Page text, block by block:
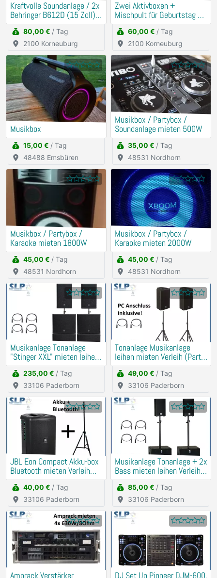
Kraftvolle Soundanlage / 2x
Behringer B612D (15 Zoll) +
Mischpult
80,00 € / Tag
2100 Korneuburg
​Zwei Aktivboxen +
Mischpult für Geburtstag &
Hochzeit
60,00 € / Tag
2100 Korneuburg
Musikbox
15,00 € / Tag
48488 Emsbüren
Musikbox / Partybox /
Soundanlage mieten 500W
35,00 € / Tag
48531 Nordhorn
Musikbox / Partybox /
Karaoke mieten 1800W
45,00 € / Tag
48531 Nordhorn
Musikbox / Partybox /
Karaoke mieten 2000W
45,00 € / Tag
48531 Nordhorn
Musikanlage Tonanlage
"Stinger XXL" mieten leihen
Verleih PA, DJ
235,00 € / Tag
33106 Paderborn
Tonanlage Musikanlage
leihen mieten Verleih (Party,
Hochzeit, Geburtstag)
49,00 € / Tag
33106 Paderborn
JBL Eon Compact Akku-box
Bluetooth mieten Verleih
(Traurede, Demo)
40,00 € / Tag
33106 Paderborn
Musikanlage Tonanlage + 2x
Bass mieten leihen Verleih
Beschallung
85,00 € / Tag
33106 Paderborn
Amprack Verstärker DJ Set Up Pioneer DJM-600,